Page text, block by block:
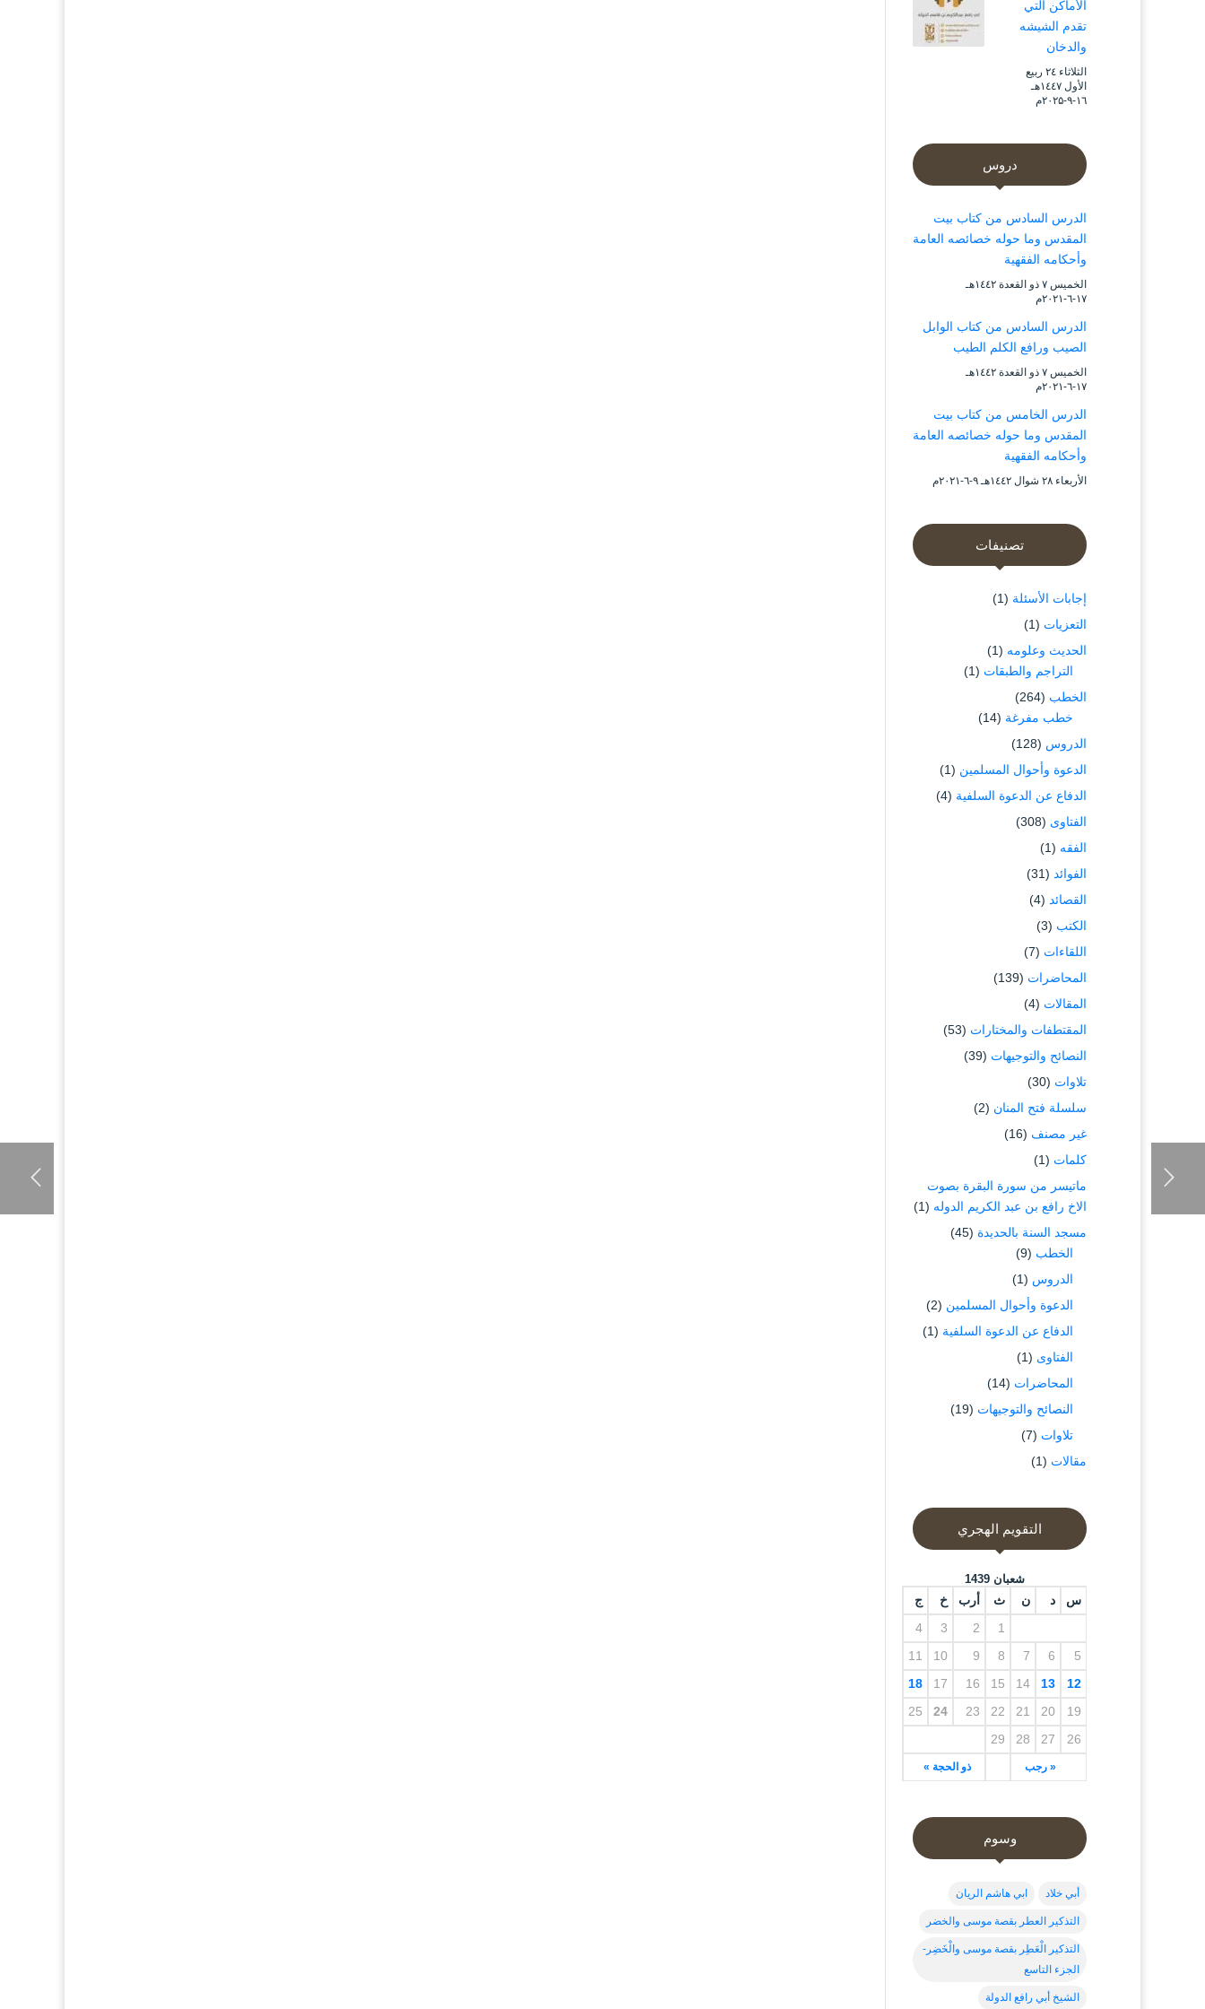
الأماكن التي
تقدم الشيشه
والدخان
الثلاثاء ۲٤ ربيع
الأول ۱٤٤۷هـ
۱٦-۹-۲۰۲۵م
دروس
الدرس السادس من كتاب بيت
المقدس وما حوله خصائصه العامة
وأحكامه الفقهية
الخميس ۷ ذو القعدة ۱٤٤۲هـ
۱۷-٦-۲۰۲۱م
الدرس السادس من كتاب الوابل
الصيب ورافع الكلم الطيب
الخميس ۷ ذو القعدة ۱٤٤۲هـ
۱۷-٦-۲۰۲۱م
الدرس الخامس من كتاب بيت
المقدس وما حوله خصائصه العامة
وأحكامه الفقهية
الأربعاء ۲۸ شوال ۱٤٤۲هـ ۹-٦-۲۰۲۱م
تصنيفات
إجابات الأسئلة (1)
التعزيات (1)
الحديث وعلومه (1)
التراجم والطبقات (1)
الخطب (264)
خطب مفرغة (14)
الدروس (128)
الدعوة وأحوال المسلمين (1)
الدفاع عن الدعوة السلفية (4)
الفتاوى (308)
الفقه (1)
الفوائد (31)
القصائد (4)
الكتب (3)
اللقاءات (7)
المحاضرات (139)
المقالات (4)
المقتطفات والمختارات (53)
النصائح والتوجيهات (39)
تلاوات (30)
سلسلة فتح المنان (2)
غير مصنف (16)
كلمات (1)
ماتيسر من سورة البقرة بصوت
الاخ رافع بن عبد الكريم الدوله (1)
مسجد السنة بالحديدة (45)
الخطب (9)
الدروس (1)
الدعوة وأحوال المسلمين (2)
الدفاع عن الدعوة السلفية (1)
الفتاوى (1)
المحاضرات (14)
النصائح والتوجيهات (19)
تلاوات (7)
مقالات (1)
التقويم الهجري
شعبان 1439
س د ن ث أرب خ ج
« رجب ذو الحجة »
1
2
3
4
5
6
7
8
9
10
11
12
13
14
15
16
17
18
19
20
21
22
23
24
25
26
27
28
29
وسوم
أبي خلاد ابي هاشم الريان
التذكير العطر بقصة موسى والخضر
التذكير الْعَطِر بقصة موسى والْخَضِر-
الجزء التاسع
الشيخ أبي رافع الدولة